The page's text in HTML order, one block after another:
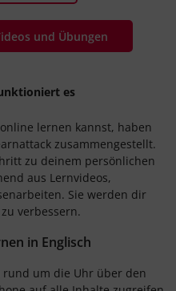
und Übungen
es
lernen kannst, haben
zusammengestellt.
zu deinem persönlichen
aus Lernvideos,
Sie werden dir
verbessern.
in Englisch
um die Uhr über den